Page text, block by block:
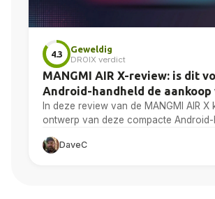
4.3
Geweldig
DROIX verdict
MANGMI AIR X-review: is dit
Android-handheld de aankoop
In deze review van de MANGMI AIR X
ontwerp van deze compacte Android-
het 5,5-inch 1080p-scherm, de
Snapdragon 662,...
DaveC